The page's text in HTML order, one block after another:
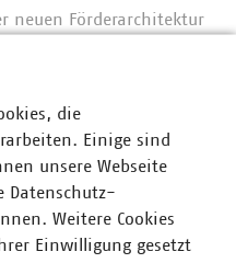
neuen Förderarchitektur
wird, den
aus VKU-Sicht, dass
gedeckt werden,
Ausbau zu verdrängen.
Monitoring des
positionierte
des
die
Einige sind
unsere Webseite
Datenschutz-
Weitere Cookies
Einwilligung gesetzt